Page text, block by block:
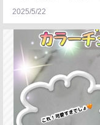
2025/5/22